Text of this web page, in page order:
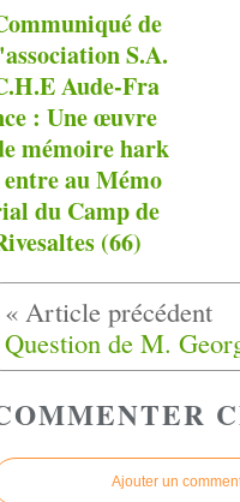
de
S.A.
Aude-Fra
: Une œuvre
mémoire hark
au Mémo
du Camp de
(66)
Ajouter un